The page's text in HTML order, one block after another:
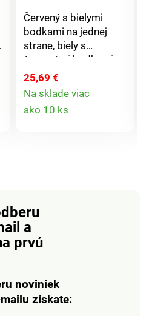
Červený s bielymi
bodkami na jednej
strane, biely s
červenými bodkami na
strane druhej - stačí
ho jednoducho otočiť.
S týmto obrusom
získate dva v jednom,
Eldo.
25,69 €
Na sklade viac
ako 10 ks
a
prvú
noviniek
získate: